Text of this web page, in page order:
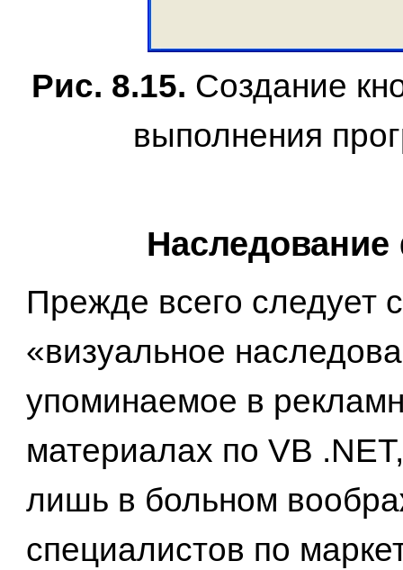
Рис. 8.15. Создание
выполнения
Прежде всего следует
«визуальное
упоминаемое в
материалах по VB
лишь в больном
специалистов по